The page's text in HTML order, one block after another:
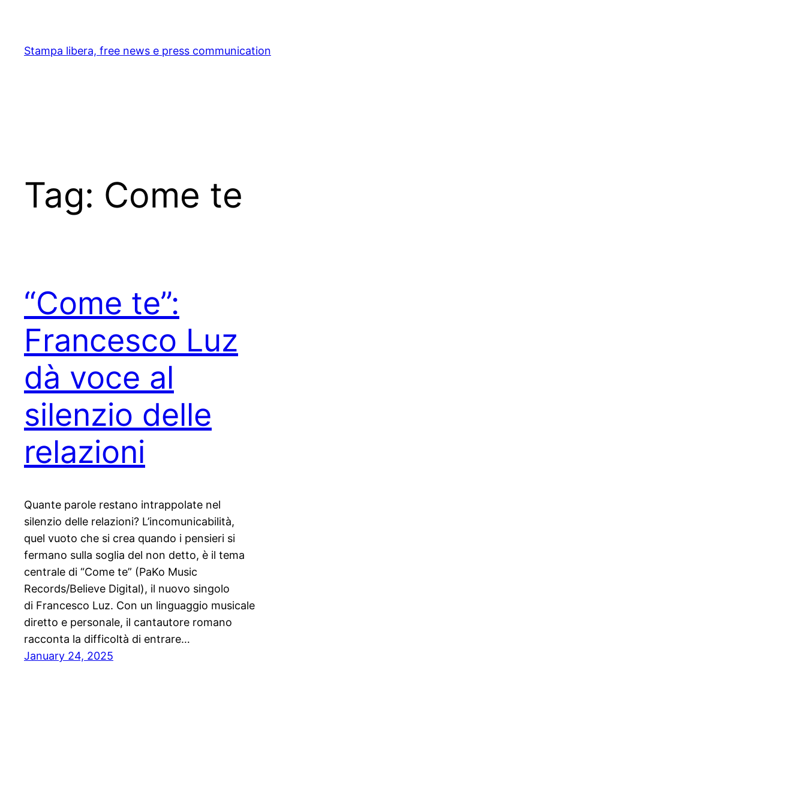
content
Stampa libera, free news e press communication
Tag: Come te
“Come te”:
Francesco Luz
dà voce al
silenzio delle
relazioni
Quante parole restano intrappolate nel
silenzio delle relazioni? L’incomunicabilità,
quel vuoto che si crea quando i pensieri si
fermano sulla soglia del non detto, è il tema
centrale di “Come te” (PaKo Music
Records/Believe Digital), il nuovo singolo
di Francesco Luz. Con un linguaggio musicale
diretto e personale, il cantautore romano
racconta la difficoltà di entrare…
January 24, 2025